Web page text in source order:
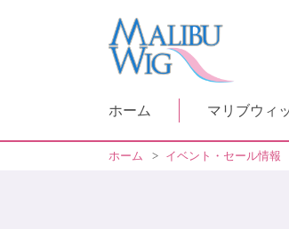
ホーム マリブウィ
ホーム > イベント・セール情報